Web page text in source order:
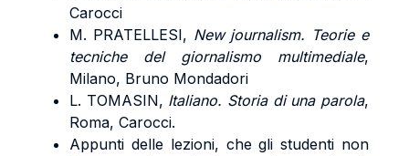
Carocci
M. PRATELLESI, New journalism. Teorie e
tecniche del giornalismo multimediale,
Milano, Bruno Mondadori
L. TOMASIN, Italiano. Storia di una parola,
Roma, Carocci.
Appunti delle lezioni, che gli studenti non